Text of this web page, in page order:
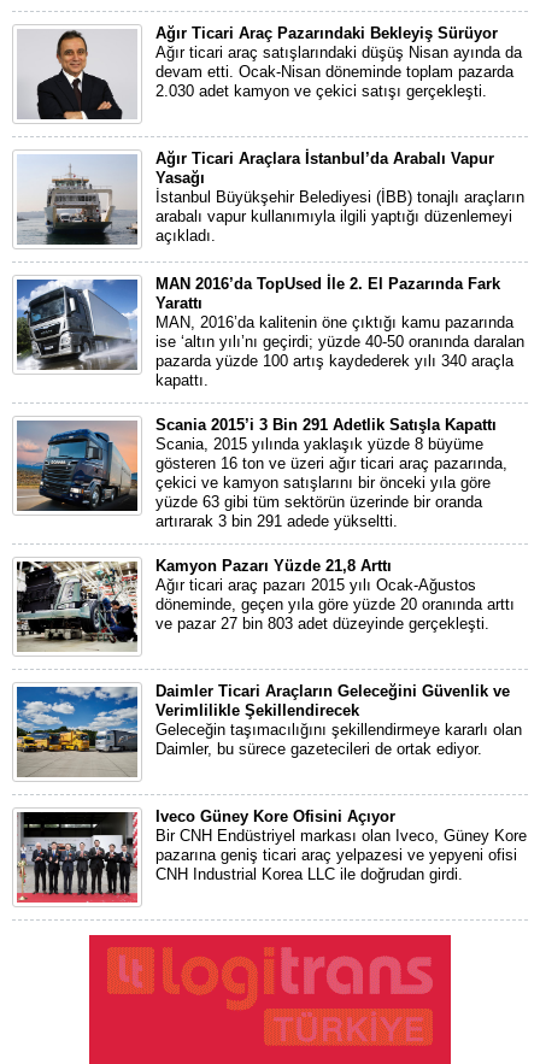
Ağır Ticari Araç Pazarındaki Bekleyiş Sürüyor
Ağır ticari araç satışlarındaki düşüş Nisan ayında da
devam etti. Ocak-Nisan döneminde toplam pazarda
2.030 adet kamyon ve çekici satışı gerçekleşti.
Ağır Ticari Araçlara İstanbul’da Arabalı Vapur
Yasağı
İstanbul Büyükşehir Belediyesi (İBB) tonajlı araçların
arabalı vapur kullanımıyla ilgili yaptığı düzenlemeyi
açıkladı.
MAN 2016’da TopUsed İle 2. El Pazarında Fark
Yarattı
MAN, 2016’da kalitenin öne çıktığı kamu pazarında
ise ‘altın yılı’nı geçirdi; yüzde 40-50 oranında daralan
pazarda yüzde 100 artış kaydederek yılı 340 araçla
kapattı.
Scania 2015’i 3 Bin 291 Adetlik Satışla Kapattı
Scania, 2015 yılında yaklaşık yüzde 8 büyüme
gösteren 16 ton ve üzeri ağır ticari araç pazarında,
çekici ve kamyon satışlarını bir önceki yıla göre
yüzde 63 gibi tüm sektörün üzerinde bir oranda
artırarak 3 bin 291 adede yükseltti.
Kamyon Pazarı Yüzde 21,8 Arttı
Ağır ticari araç pazarı 2015 yılı Ocak-Ağustos
döneminde, geçen yıla göre yüzde 20 oranında arttı
ve pazar 27 bin 803 adet düzeyinde gerçekleşti.
Daimler Ticari Araçların Geleceğini Güvenlik ve
Verimlilikle Şekillendirecek
Geleceğin taşımacılığını şekillendirmeye kararlı olan
Daimler, bu sürece gazetecileri de ortak ediyor.
Iveco Güney Kore Ofisini Açıyor
Bir CNH Endüstriyel markası olan Iveco, Güney Kore
pazarına geniş ticari araç yelpazesi ve yepyeni ofisi
CNH Industrial Korea LLC ile doğrudan girdi.